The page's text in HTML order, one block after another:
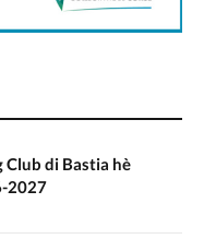
Club di Bastia hè
2027